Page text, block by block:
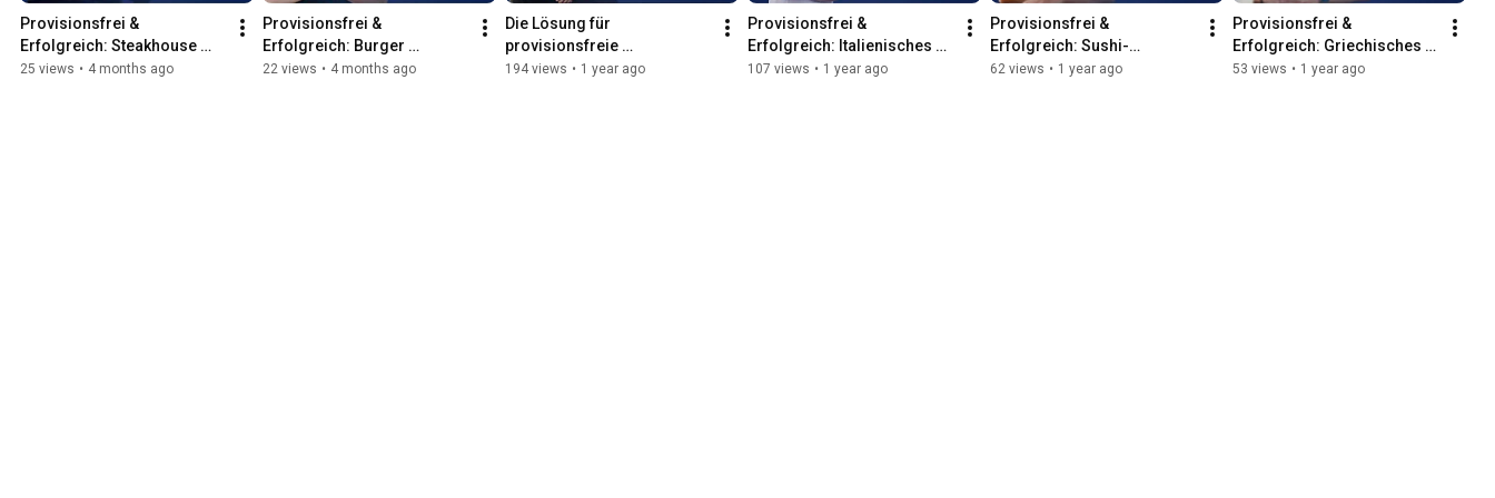
Provisionsfrei &
Erfolgreich: Steakhouse
über Gastro Master App
25 views • 4 months ago
Provisionsfrei &
Erfolgreich: Burger
Restaurant über Gastro
22 views • 4 months ago
Die Lösung für
provisionsfreie
Bestellungen – Gastro
194 views • 1 year ago
Provisionsfrei &
Erfolgreich: Italienisches
Restaurant über Gastro
107 views • 1 year ago
Provisionsfrei &
Erfolgreich: Sushi-
Restaurant über Gastro
62 views • 1 year ago
Provisionsfrei &
Erfolgreich: Griechisches
Restaurant über Gastro
53 views • 1 year ago